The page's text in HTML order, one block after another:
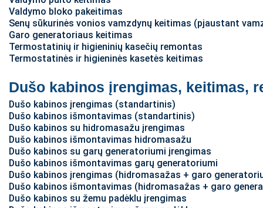
Valdymo bloko pakeitimas
Senų sūkurinės vonios vamzdynų keitimas (pjaustant
Garo generatoriaus keitimas
Termostatinių ir higieninių kasečių remontas
Termostatinės ir higieninės kasetės keitimas
Dušo kabinos įrengimas, keitimas,
Dušo kabinos įrengimas (standartinis)
Dušo kabinos išmontavimas (standartinis)
Dušo kabinos su hidromasažu įrengimas
Dušo kabinos išmontavimas hidromasažu
Dušo kabinos su garų generatoriumi įrengimas
Dušo kabinos išmontavimas garų generatoriumi
Dušo kabinos įrengimas (hidromasažas + garo
Dušo kabinos išmontavimas (hidromasažas + garo
Dušo kabinos su žemu padėklu įrengimas